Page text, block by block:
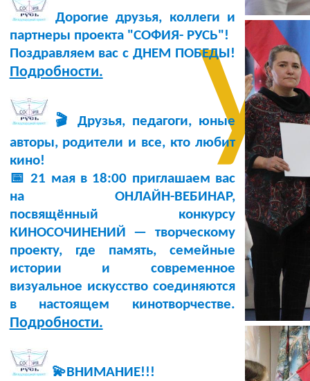
Дорогие друзья, коллеги и
партнеры проекта "СОФИЯ- РУСЬ"!
Поздравляем вас с ДНЕМ ПОБЕДЫ!
Подробности.
🎬 Друзья, педагоги, юные
авторы, родители и все, кто любит
кино!
📅 21 мая в 18:00 приглашаем вас
на ОНЛАЙН-ВЕБИНАР,
посвящённый конкурсу
КИНОСОЧИНЕНИЙ — творческому
проекту, где память, семейные
истории и современное
визуальное искусство соединяются
в настоящем кинотворчестве.
Подробности.
💫ВНИМАНИЕ!!!